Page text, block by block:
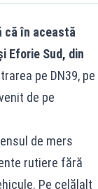
că în această
Eforie Sud, din
pe DN39, pe
de pe
de mers
rutiere fără
Pe celălalt